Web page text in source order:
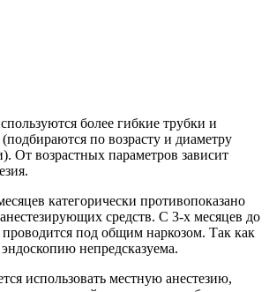
более гибкие трубки и
по возрасту и диаметру
От возрастных параметров зависит
категорически противопоказано
средств. С 3-х месяцев до
под общим наркозом. Так как
непредсказуема.
использовать местную анестезию,